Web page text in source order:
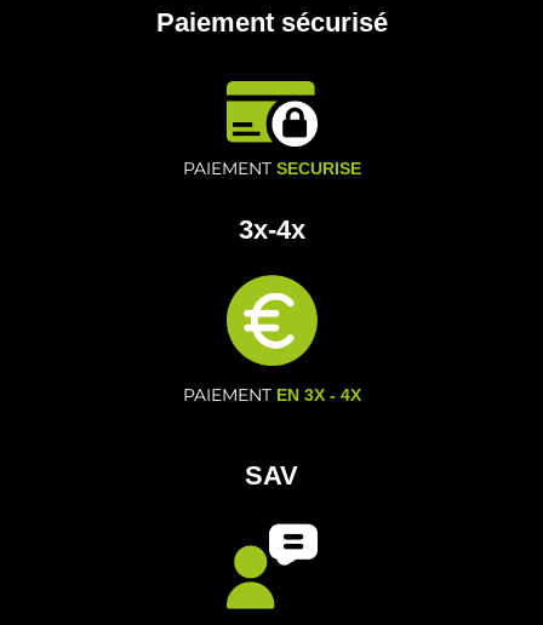
Paiement sécurisé
PAIEMENT SECURISE
3x-4x
PAIEMENT EN 3X - 4X
SAV